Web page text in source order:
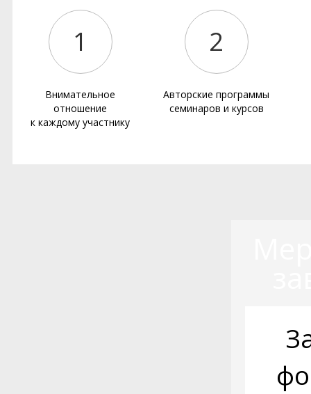
1
Внимательное
отношение
к каждому участнику
2
Авторские программы
семинаров и курсов